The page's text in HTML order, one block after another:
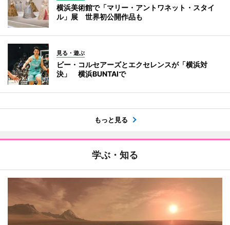
横浜美術館で「マリー・アントワネット・スタイ
ル」展 世界初公開作品も
見る・遊ぶ
ビー・コルセアーズとエクセレンスが「横浜対
決」 横浜BUNTAIで
もっと見る
学ぶ・知る